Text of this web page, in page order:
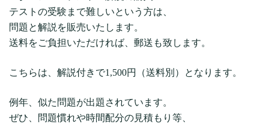
テストの受験まで難しいという方は、
問題と解説を販売いたします。
送料をご負担いただければ、郵送も致します。
こちらは、解説付きで1,500円（送料別）となります。
例年、似た問題が出題されています。
ぜひ、問題慣れや時間配分の見積もり等、